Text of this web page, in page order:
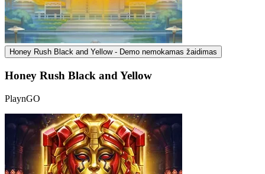
Honey Rush Black and Yellow - Demo nemokamas žaidimas
Honey Rush Black and Yellow
PlaynGO